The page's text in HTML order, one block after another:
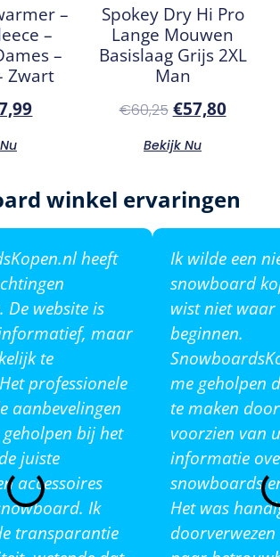
–
–
–
Zwart
Spokey Dry Hi Pro
Lange Mouwen
Basislaag Grijs 2XL
Man
€60,25 €57,80
Bekijk Nu
winkel ervaringen
heeft
website is
maar
te
professionele
aanbevelingen
bij het
juiste
accessoires
Ik
transparantie
Ik wilde een
snowboard
wist niet waar
beginnen.
me geholpen
te maken
voorzien van
informatie
snowboards
Het was